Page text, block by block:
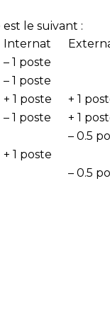
le suivant :
Internat
– 1 poste
– 1 poste
+ 1 poste
+ 1
– 1 poste
+ 1
– 0.5
+ 1 poste
– 0.5